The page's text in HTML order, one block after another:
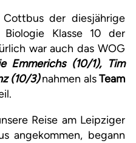
der diesjährige
Biologie Klasse 10 der
war auch das WOG
Emmerichs (10/1), Tim
(10/3)nahmen alsTeam
Reise am Leipziger
angekommen, begann